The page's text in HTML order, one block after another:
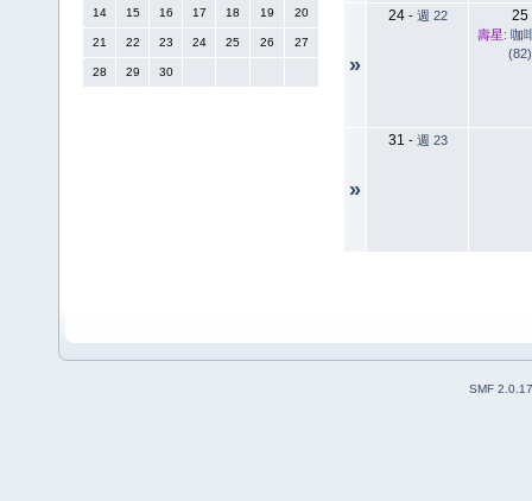
14 15 16 17 18 19 20
21 22 23 24 25 26 27
28 29 30 »
24- 週 22 25
壽星: 咖
(82)
»
31 - 週 23
SMF 2.0.17